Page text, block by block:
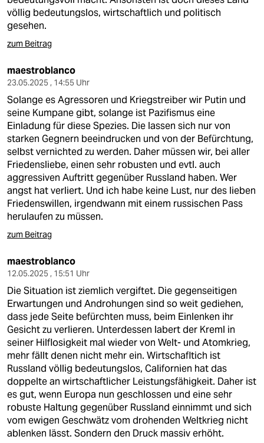
völlig bedeutungslos, wirtschaftlich und politisch
gesehen.
zum Beitrag
maestroblanco
23.05.2025 , 14:55 Uhr
Solange es Agressoren und Kriegstreiber wir Putin und
seine Kumpane gibt, solange ist Pazifismus eine
Einladung für diese Spezies. Die lassen sich nur von
starken Gegnern beeindrucken und von der Befürchtung,
selbst vernichted zu werden. Daher müssen wir, bei aller
Friedensliebe, einen sehr robusten und evtl. auch
aggressiven Auftritt gegenüber Russland haben. Wer
angst hat verliert. Und ich habe keine Lust, nur des lieben
Friedenswillen, irgendwann mit einem russischen Pass
herulaufen zu müssen.
zum Beitrag
maestroblanco
12.05.2025 , 15:51 Uhr
Die Situation ist ziemlich vergiftet. Die gegenseitigen
Erwartungen und Androhungen sind so weit gediehen,
dass jede Seite befürchten muss, beim Einlenken ihr
Gesicht zu verlieren. Unterdessen labert der Kreml in
seiner Hilflosigkeit mal wieder von Welt- und Atomkrieg,
mehr fällt denen nicht mehr ein. Wirtschafltich ist
Russland völlig bedeutungslos, Californien hat das
doppelte an wirtschaftlicher Leistungsfähigkeit. Daher ist
es gut, wenn Europa nun geschlossen und eine sehr
robuste Haltung gegenüber Russland einnimmt und sich
vom ewigen Geschwätz vom drohenden Weltkrieg nicht
ablenken lässt. Sondern den Druck massiv erhöht.